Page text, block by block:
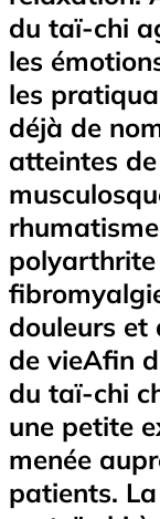
du taï-chi
les
les
déjà de
atteintes
douleurs
de vieAfin
du taï-chi
une petite
menée
patients.